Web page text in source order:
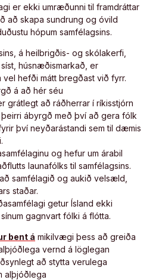
er ekki umræðunni til framdráttar
að skapa sundrung og óvild
hópum samfélagsins.
á heilbrigðis- og skólakerfi,
húsnæðismarkað, er
vel hefði mátt bregðast við fyrr.
á að hér séu
grátlegt að ráðherrar í ríkisstjórn
ábyrgð með því að gera fólk
því neyðarástandi sem til dæmis
og hefur um árabil
launafólks til samfélagsins.
samfélagið og aukið velsæld,
staðar.
getur Ísland ekki
gagnvart fólki á flótta.
bent á mikilvægi þess að greiða
vernd á löglegan
að stytta verulega
alþjóðlega